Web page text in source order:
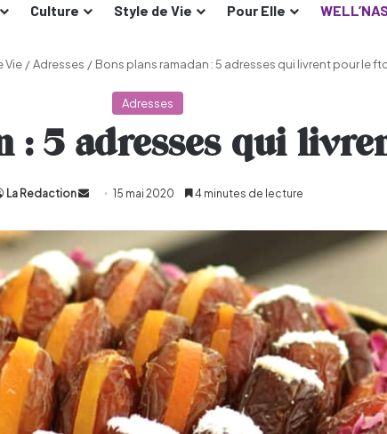
Culture Style de Vie Pour Elle
Vie /Adresses / Bons plans ramadan : 5 adresses qui livrent pour le
Adresses
: 5 adresses qui
La Redaction
Envoyer15 mai 2020 4 minutes de lecture